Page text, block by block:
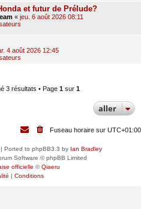
et futur de Prélude?
« jeu. 6 août 2026 08:11
4 août 2026 12:45
3 résultats • Page 1 sur 1
aller
Fuseau horaire sur UTC+01:00
Ported to phpBB3.3 by Ian Bradley
Software © phpBB Limited
officielle ©Qiaeru
| Conditions